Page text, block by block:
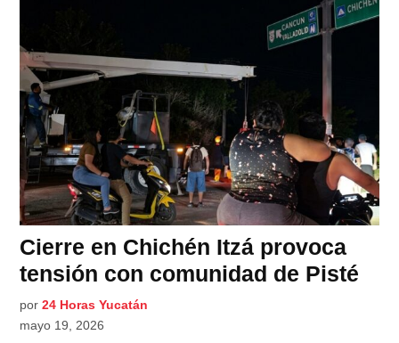
Cierre en Chichén Itzá provoca
tensión con comunidad de Pisté
por 24 Horas Yucatán
mayo 19, 2026